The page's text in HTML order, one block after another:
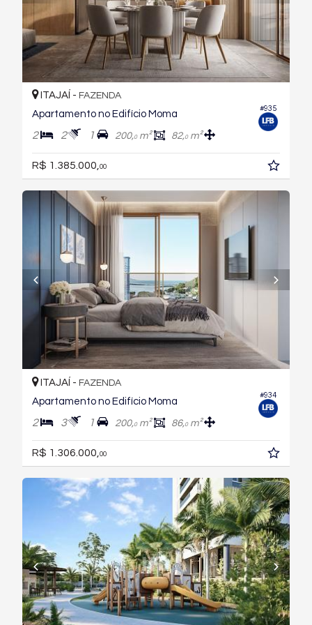
#935
ITAJAÍ - FAZENDA
Apartamento no Edifício Moma
2 2 1 200,0m² 82,0m²
R$ 1.385.000,00
#934
ITAJAÍ - FAZENDA
Apartamento no Edifício Moma
2 3 1 200,0m² 86,0m²
R$ 1.306.000, 00